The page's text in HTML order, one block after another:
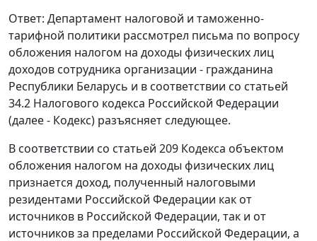
Ответ: Департамент налоговой и таможенно-
тарифной политики рассмотрел письма по вопросу
обложения налогом на доходы физических лиц
доходов сотрудника организации - гражданина
Республики Беларусь и в соответствии со статьей
34.2 Налогового кодекса Российской Федерации
(далее - Кодекс) разъясняет следующее.
В соответствии со статьей 209 Кодекса объектом
обложения налогом на доходы физических лиц
признается доход, полученный налоговыми
резидентами Российской Федерации как от
источников в Российской Федерации, так и от
источников за пределами Российской Федерации, а